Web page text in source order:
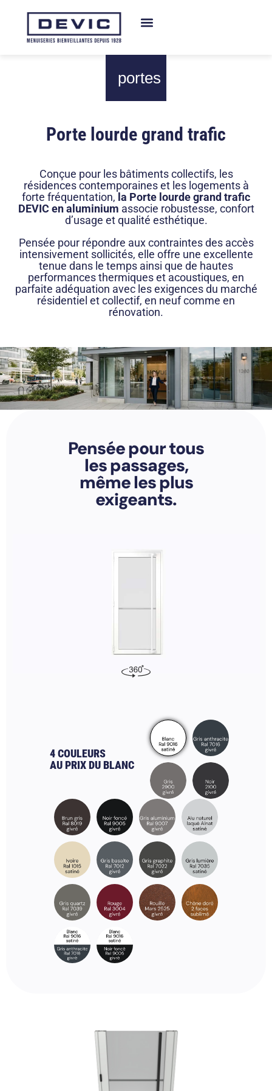
portes
Porte lourde grand trafic
Conçue pour les bâtiments collectifs, les
résidences contemporaines et les logements à
forte fréquentation, la Porte lourde grand trafic
DEVIC en aluminium associe robustesse, confort
d’usage et qualité esthétique.
Pensée pour répondre aux contraintes des accès
intensivement sollicités, elle offre une excellente
tenue dans le temps ainsi que de hautes
performances thermiques et acoustiques, en
parfaite adéquation avec les exigences du marché
résidentiel et collectif, en neuf comme en
rénovation.
Pensée pour tous
les passages,
même les plus
exigeants.
4 COULEURS
AU PRIX DU BLANC